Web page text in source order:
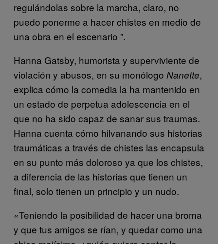
regulándolas sobre la marcha, claro, no
puedo ponerme a hacer chistes en medio de
una obra en el escenario ”.
Hanna Gatsby, humorista y superviviente de
violación y abusos, en su monólogo Nanette,
explica cómo la comedia la ha mantenido en
un estado de perpetua adolescencia en el
que no ha sido capaz de sanar sus traumas.
Hanna cuenta cómo hilvanando sus historias
traumáticas a través de chistes las encapsula
en su punto más doloroso ya que los chistes,
a diferencia de las historias que tienen un
final, solo tienen un principio y un nudo.
«Teniendo la posibilidad de hacer una broma
y que tus amigos se rían, y quedar como una